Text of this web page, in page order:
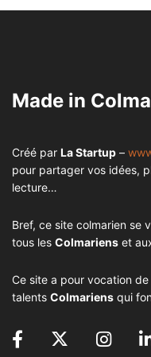
Made in
Créé par La Startup –
pour partager vos idées,
lecture…
Bref, ce site colmarien se
tous les Colmariens et
Ce site a pour vocation
talents Colmariens qui